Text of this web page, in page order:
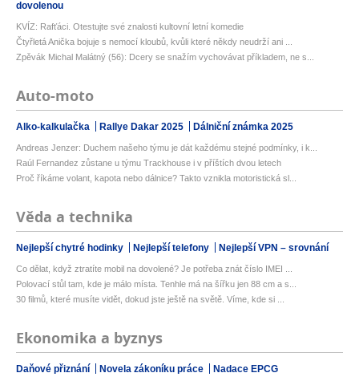
dovolenou
KVÍZ: Rafťáci. Otestujte své znalosti kultovní letní komedie
Čtyřletá Anička bojuje s nemocí kloubů, kvůli které někdy neudrží ani ...
Zpěvák Michal Malátný (56): Dcery se snažím vychovávat příkladem, ne s...
Auto-moto
Alko-kalkulačka Rallye Dakar 2025 Dálniční známka 2025
Andreas Jenzer: Duchem našeho týmu je dát každému stejné podmínky, i k...
Raúl Fernandez zůstane u týmu Trackhouse i v příštích dvou letech
Proč říkáme volant, kapota nebo dálnice? Takto vznikla motoristická sl...
Věda a technika
Nejlepší chytré hodinky Nejlepší telefony Nejlepší VPN – srovnání
Co dělat, když ztratíte mobil na dovolené? Je potřeba znát číslo IMEI ...
Polovací stůl tam, kde je málo místa. Tenhle má na šířku jen 88 cm a s...
30 filmů, které musíte vidět, dokud jste ještě na světě. Víme, kde si ...
Ekonomika a byznys
Daňové přiznání Novela zákoníku práce Nadace EPCG